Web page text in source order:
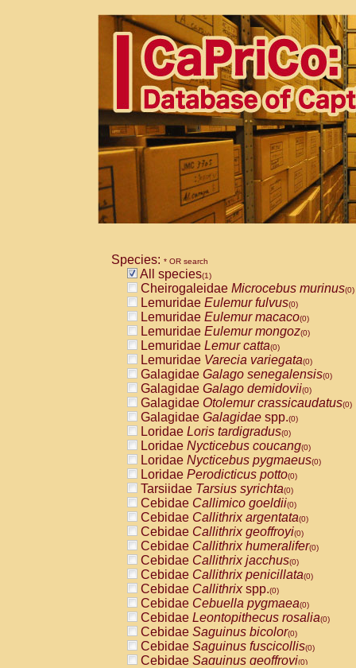
Species: * OR search
All species(1)
Cheirogaleidae Microcebus murinus(0)
Lemuridae Eulemur fulvus(0)
Lemuridae Eulemur macaco(0)
Lemuridae Eulemur mongoz(0)
Lemuridae Lemur catta(0)
Lemuridae Varecia variegata(0)
Galagidae Galago senegalensis(0)
Galagidae Galago demidovii(0)
Galagidae Otolemur crassicaudatus(0)
Galagidae Galagidae spp.(0)
Loridae Loris tardigradus(0)
Loridae Nycticebus coucang(0)
Loridae Nycticebus pygmaeus(0)
Loridae Perodicticus potto(0)
Tarsiidae Tarsius syrichta(0)
Cebidae Callimico goeldii(0)
Cebidae Callithrix argentata(0)
Cebidae Callithrix geoffroyi(0)
Cebidae Callithrix humeralifer(0)
Cebidae Callithrix jacchus(0)
Cebidae Callithrix penicillata(0)
Cebidae Callithrixspp.(0)
Cebidae Cebuella pygmaea(0)
Cebidae Leontopithecus rosalia(0)
Cebidae Saguinus bicolor(0)
Cebidae Saguinus fuscicollis(0)
Cebidae Saguinus geoffroyi(0)